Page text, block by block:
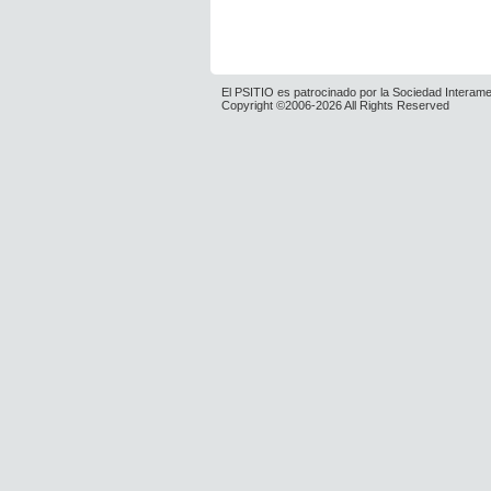
El PSITIO es patrocinado por la Sociedad
Copyright ©2006-2026 All Rights Reserved